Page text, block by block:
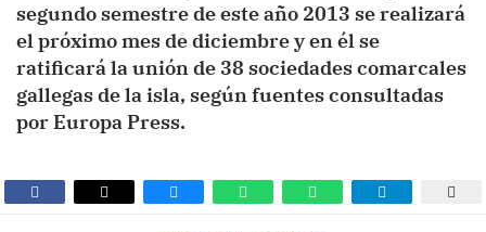
segundo semestre de este año 2013 se realizará
el próximo mes de diciembre y en él se
ratificará la unión de 38 sociedades comarcales
gallegas de la isla, según fuentes consultadas
por Europa Press.